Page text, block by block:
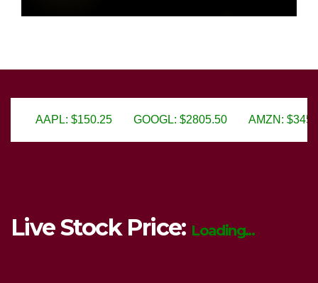
GOOGL: $2805.50 AMZN: $3450.75 MSFT:
Live Stock Price: Loading...